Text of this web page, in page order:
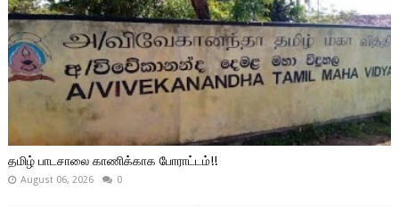
தமிழ் பாடசாலை காணிக்காக போராட்டம்!!
August 06, 2026 0